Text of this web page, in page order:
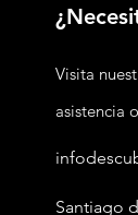
Visita
asistencia
Santiago